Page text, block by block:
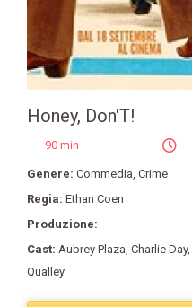
Honey, Don'T!
90 min
Genere: Commedia, Crime
Regia: Ethan Coen
Produzione:
Cast: Aubrey Plaza, Charlie Day,
Qualley